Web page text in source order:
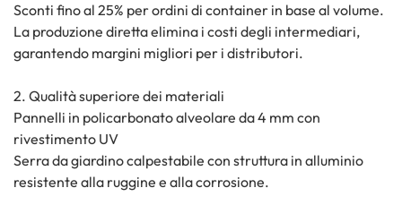
Sconti fino al 25% per ordini di container in base al volume.
La produzione diretta elimina i costi degli intermediari,
garantendo margini migliori per i distributori.
2. Qualità superiore dei materiali
Pannelli in policarbonato alveolare da 4 mm con
rivestimento UV
Serra da giardino calpestabile con struttura in alluminio
resistente alla ruggine e alla corrosione.